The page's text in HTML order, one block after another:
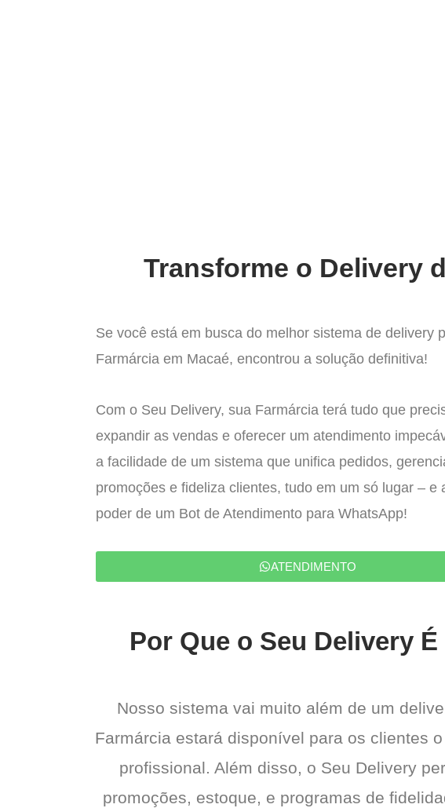
Transforme o Delivery
Se você está em busca do melhor sistema de delivery
Farmárcia em Macaé, encontrou a solução definitiva!
Com o Seu Delivery, sua Farmárcia terá tudo que
expandir as vendas e oferecer um atendimento
a facilidade de um sistema que unifica pedidos,
promoções e fideliza clientes, tudo em um só lugar – e
poder de um Bot de Atendimento para WhatsApp!
ATENDIMENTO
Por Que o Seu Delivery
Nosso sistema vai muito além de um
Farmárcia estará disponível para os clientes
profissional. Além disso, o Seu Delivery
promoções, estoque, e programas de